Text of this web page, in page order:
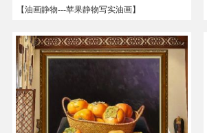
【油画静物---苹果静物写实油画】